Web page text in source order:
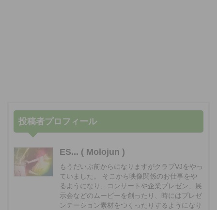
投稿者プロフィール
ES... ( Molojun )
もうだいぶ前からになりますがクラブVJをやっ
ていました。 そこから映像関係のお仕事をや
るようになり、コンサートや企業プレゼン、展
示会などのムービーを創ったり、時にはプレゼ
ンテーション素材をつくったりするようになり